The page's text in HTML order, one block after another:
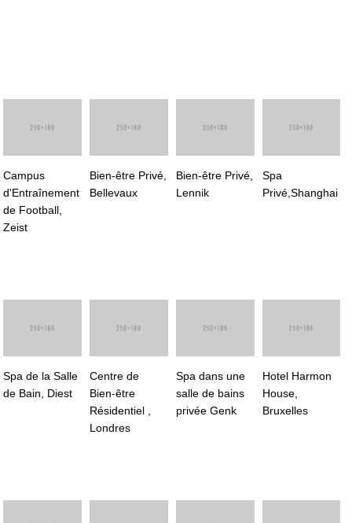
Campus
d'Entraînement
de Football,
Zeist
Bien-être Privé,
Bellevaux
Bien-être Privé,
Lennik
Spa
Privé,Shanghai
Spa de la Salle
de Bain, Diest
Centre de
Bien-être
Résidentiel ,
Londres
Spa dans une
salle de bains
privée Genk
Hotel Harmon
House,
Bruxelles